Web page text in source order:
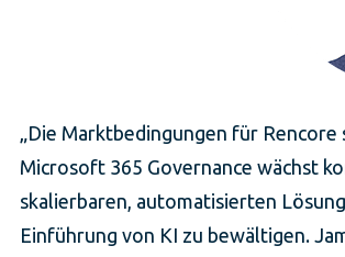
„Die Marktbedingungen für
Microsoft 365 Governance wächst
skalierbaren, automatisierten
Einführung von KI zu bewältigen.